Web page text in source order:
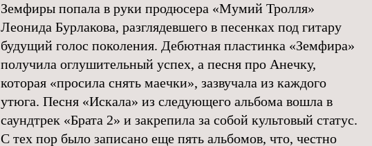
Земфиры попала в руки продюсера «Мумий Тролля»
Леонида Бурлакова, разглядевшего в песенках под гитару
будущий голос поколения. Дебютная пластинка «Земфира»
получила оглушительный успех, а песня про Анечку,
которая «просила снять маечки», зазвучала из каждого
утюга. Песня «Искала» из следующего альбома вошла в
саундтрек «Брата 2» и закрепила за собой культовый статус.
С тех пор было записано еще пять альбомов, что, честно